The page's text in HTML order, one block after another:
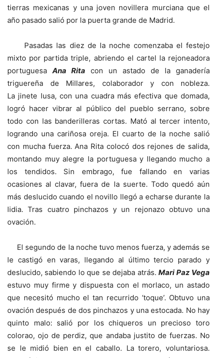
tierras mexicanas y una joven novillera murciana que el
año pasado salió por la puerta grande de Madrid.
Pasadas las diez de la noche comenzaba el festejo
mixto por partida triple, abriendo el cartel la rejoneadora
portuguesa Ana Rita con un astado de la ganadería
triguereña de Millares, colaborador y con nobleza.
La jinete lusa, con una cuadra más efectiva que domada,
logró hacer vibrar al público del pueblo serrano, sobre
todo con las banderilleras cortas. Mató al tercer intento,
logrando una cariñosa oreja. El cuarto de la noche salió
con mucha fuerza. Ana Rita colocó dos rejones de salida,
montando muy alegre la portuguesa y llegando mucho a
los tendidos. Sin embrago, fue fallando en varias
ocasiones al clavar, fuera de la suerte. Todo quedó aún
más deslucido cuando el novillo llegó a echarse durante la
lidia. Tras cuatro pinchazos y un rejonazo obtuvo una
ovación.
El segundo de la noche tuvo menos fuerza, y además se
le castigó en varas, llegando al último tercio parado y
deslucido, sabiendo lo que se dejaba atrás.Mari Paz Vega
estuvo muy firme y dispuesta con el morlaco, un astado
que necesitó mucho el tan recurrido ‘toque’. Obtuvo una
ovación después de dos pinchazos y una estocada. No hay
quinto malo: salió por los chiqueros un precioso toro
colorao, ojo de perdiz, que andaba justito de fuerzas. No
se le midió bien en el caballo. La torero, voluntariosa.